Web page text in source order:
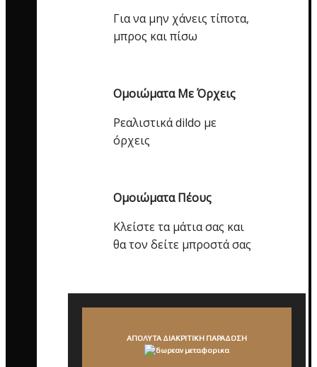
Για να μην χάνεις τίποτα,
μπρος και πίσω
Ομοιώματα Με Όρχεις
Ρεαλιστικά dildo με
όρχεις
Ομοιώματα Πέους
Κλείστε τα μάτια σας και
θα τον δείτε μπροστά σας
ΑΠΟΛΥΤΑ ΔΙΑΚΡΙΤΙΚΗ ΠΑΡΑΔΟΣΗ